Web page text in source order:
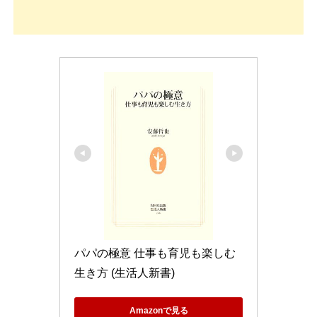
パパの極意 仕事も育児も楽しむ
生き方 (生活人新書)
Amazonで見る